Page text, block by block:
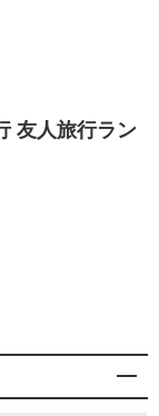
友人旅行ラン